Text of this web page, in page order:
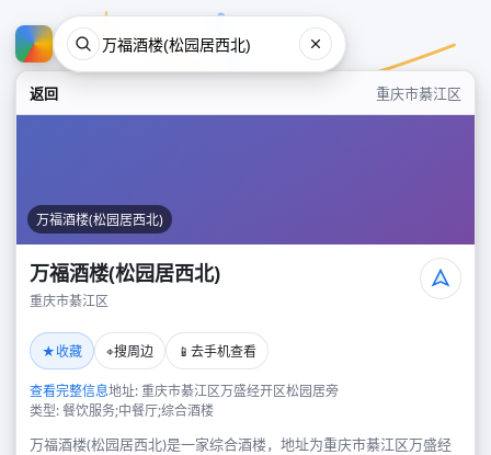
返回 重庆市綦江区
万福酒楼(松园居西北)
万福酒楼(松园居西北)
重庆市綦江区
★收藏 ⌖搜周边 📱 去手机查看
查看完整信息地址: 重庆市綦江区万盛经开区松园居旁
类型: 餐饮服务;中餐厅;综合酒楼
万福酒楼(松园居西北)是一家综合酒楼，地址为重庆市綦江区万盛经